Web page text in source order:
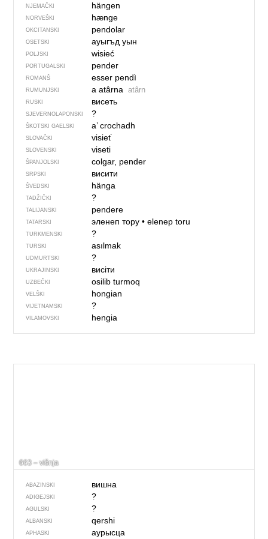
NJEMAČKI hängen
NORVEŠKI hænge
OKCITANSKI pendolar
OSETSKI ауыгъд уын
POLJSKI wisieć
PORTUGALSKI pender
ROMANŠ esser pendì
RUMUNJSKI a atârna atârn
RUSKI висеть
SJEVER­NO­LA­PONSKI ?
ŠKOTSKI GAELSKI a’ crochadh
SLOVAČKI visieť
SLOVENSKI viseti
ŠPANJOLSKI colgar, pender
SRPSKI висити
ŠVEDSKI hänga
TADŽIČKI ?
TALIJANSKI pendere
TATARSKI эленеп тору• elenep toru
TURKMENSKI ?
TURSKI asılmak
UDMURTSKI ?
UKRAJINSKI висіти
UZBEČKI osilib turmoq
VELŠKI hongian
VIJETNAMSKI ?
VILAMOVSKI hengia
663 – višnja
ABAZINSKI вишна
ADIGEJSKI ?
AGULSKI ?
ALBANSKI qershi
APHASKI аурысца